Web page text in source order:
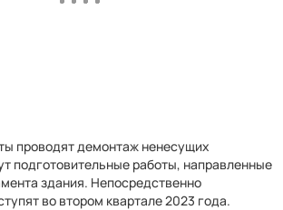
проводят демонтаж ненесущих
подготовительные работы, направленные
здания. Непосредственно
во втором квартале 2023 года.